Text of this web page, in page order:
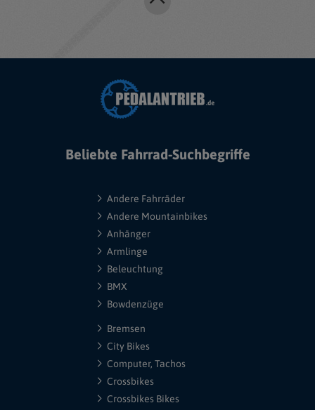
Beliebte Fahrrad-Suchbegriffe
Andere Fahrräder
Andere Mountainbikes
Anhänger
Armlinge
Beleuchtung
BMX
Bowdenzüge
Bremsen
City Bikes
Computer, Tachos
Crossbikes
Crossbikes Bikes